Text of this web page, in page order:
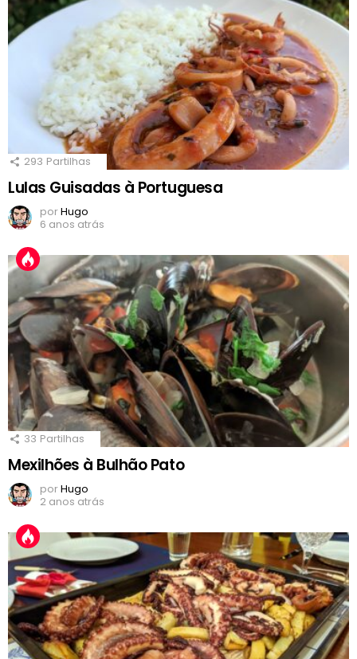
293 Partilhas
Lulas Guisadas à Portuguesa
porHugo
6 anos atrás
33 Partilhas
Mexilhões à Bulhão Pato
porHugo
2 anos atrás